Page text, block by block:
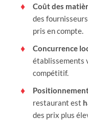
Coût des
des
pris en compte.
Concurrence
établissements
compétitif.
restaurant est
des prix plus